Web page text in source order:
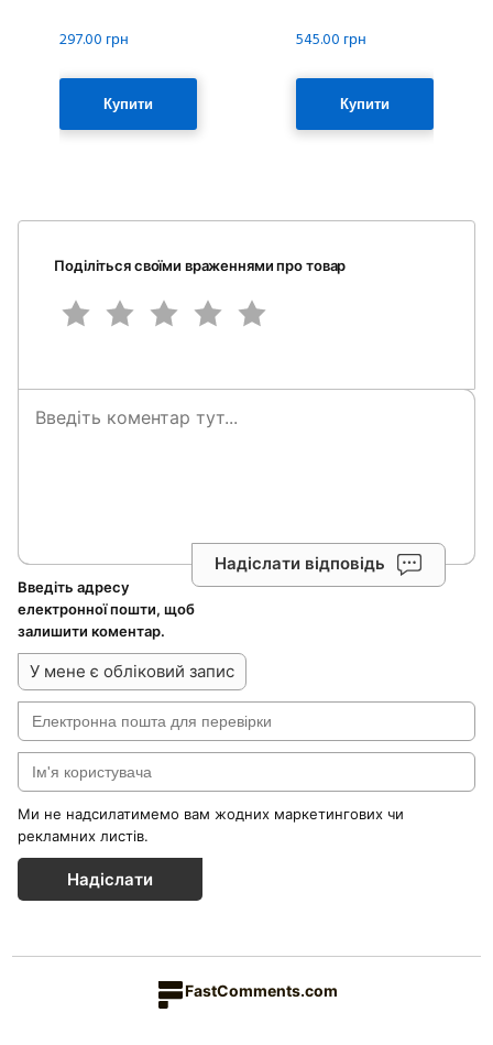
297.00 грн
Купити
545.00 грн
Купити
Поділіться своїми враженнями про товар
Надіслати відповідь
Введіть адресу
електронної пошти, щоб
залишити коментар.
У мене є обліковий запис
Ми не надсилатимемо вам жодних маркетингових чи
рекламних листів.
Надіслати
FastComments.com